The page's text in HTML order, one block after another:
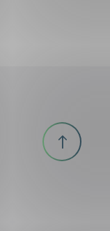
Til
toppen